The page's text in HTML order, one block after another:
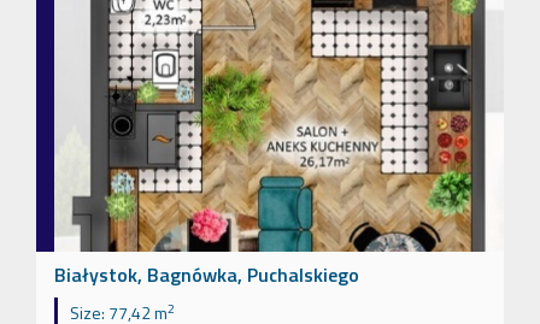
Białystok, Bagnówka, Puchalskiego
Size: 77,42 m2